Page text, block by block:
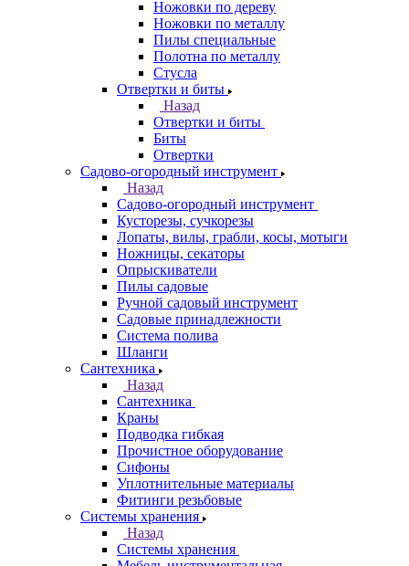
Ножовки по дереву
Ножовки по металлу
Пилы специальные
Полотна по металлу
Стусла
Отвертки и биты
Назад
Отвертки и биты
Биты
Отвертки
Садово-огородный инструмент
Назад
Садово-огородный инструмент
Кусторезы, сучкорезы
Лопаты, вилы, грабли, косы, мотыги
Ножницы, секаторы
Опрыскиватели
Пилы садовые
Ручной садовый инструмент
Садовые принадлежности
Система полива
Шланги
Сантехника
Назад
Сантехника
Краны
Подводка гибкая
Прочистное оборудование
Сифоны
Уплотнительные материалы
Фитинги резьбовые
Системы хранения
Назад
Системы хранения